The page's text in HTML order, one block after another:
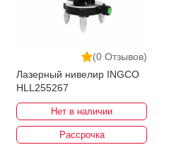
(0 Отзывов)
Лазерный нивелир INGCO
HLL255267
Нет в наличии
Рассрочка